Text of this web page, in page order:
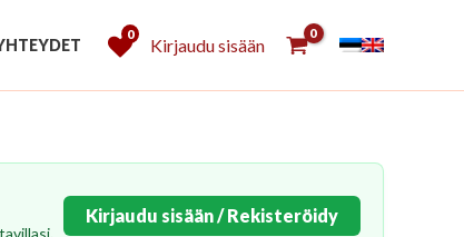
0
Kirjaudu sisään
Kirjaudu sisään / Rekisteröidy